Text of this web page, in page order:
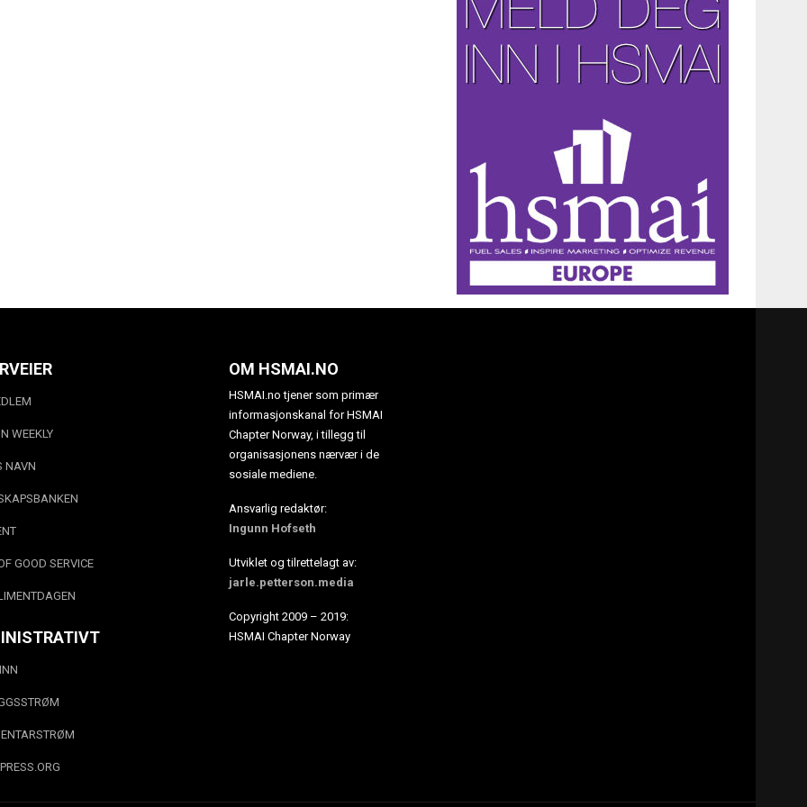
WEEKLY
NAVN
GOOD SERVICE
OM HSMAI.NO
HSMAI.no tjener som primær
informasjonskanal for HSMAI
Chapter Norway, i tillegg til
organisasjonens nærvær i de
sosiale mediene.
Ansvarlig redaktør:
Ingunn Hofseth
Utviklet og tilrettelagt av:
jarle.petterson.media
Copyright 2009 – 2019:
HSMAI Chapter Norway